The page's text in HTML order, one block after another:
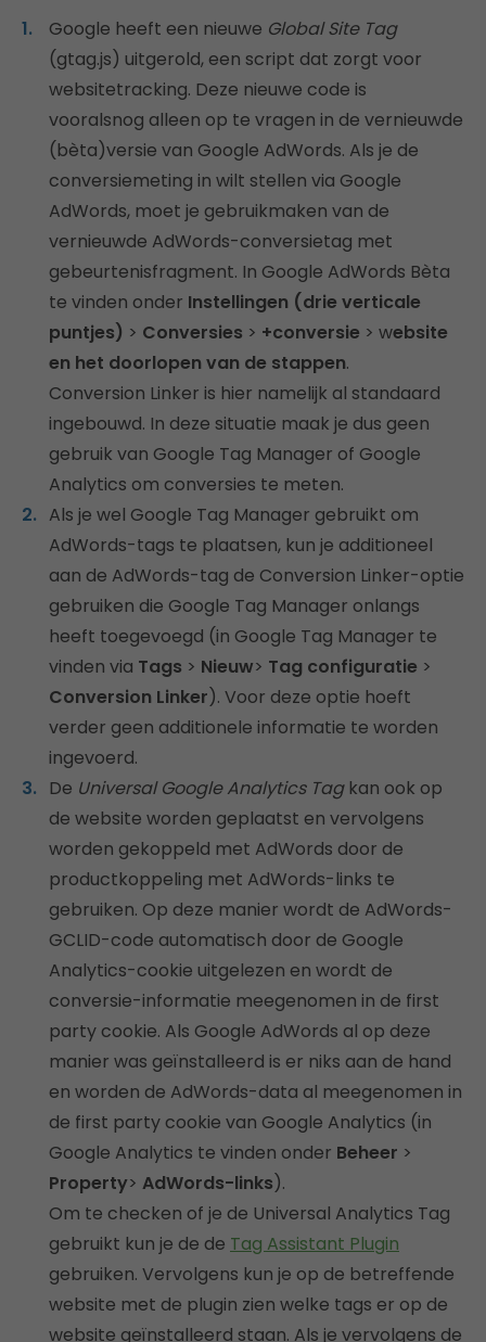
Google heeft een nieuwe Global Site Tag
(gtag.js) uitgerold, een script dat zorgt voor
websitetracking. Deze nieuwe code is
vooralsnog alleen op te vragen in de vernieuwde
(bèta)versie van Google AdWords. Als je de
conversiemeting in wilt stellen via Google
AdWords, moet je gebruikmaken van de
vernieuwde AdWords-conversietag met
gebeurtenisfragment. In Google AdWords Bèta
te vinden onder Instellingen (drie verticale
puntjes) > Conversies > +conversie > website
en het doorlopen van de stappen.
Conversion Linker is hier namelijk al standaard
ingebouwd. In deze situatie maak je dus geen
gebruik van Google Tag Manager of Google
Analytics om conversies te meten.
Als je wel Google Tag Manager gebruikt om
AdWords-tags te plaatsen, kun je additioneel
aan de AdWords-tag de Conversion Linker-optie
gebruiken die Google Tag Manager onlangs
heeft toegevoegd (in Google Tag Manager te
vinden via Tags > Nieuw> Tag configuratie >
Conversion Linker). Voor deze optie hoeft
verder geen additionele informatie te worden
ingevoerd.
De Universal Google Analytics Tagkan ook op
de website worden geplaatst en vervolgens
worden gekoppeld met AdWords door de
productkoppeling met AdWords-links te
gebruiken. Op deze manier wordt de AdWords-
GCLID-code automatisch door de Google
Analytics-cookie uitgelezen en wordt de
conversie-informatie meegenomen in de first
party cookie. Als Google AdWords al op deze
manier was geïnstalleerd is er niks aan de hand
en worden de AdWords-data al meegenomen in
de first party cookie van Google Analytics (in
Google Analytics te vinden onder Beheer >
Property> AdWords-links).
Om te checken of je de Universal Analytics Tag
gebruikt kun je de de Tag Assistant Plugin
gebruiken. Vervolgens kun je op de betreffende
website met de plugin zien welke tags er op de
website geïnstalleerd staan. Als je vervolgens de